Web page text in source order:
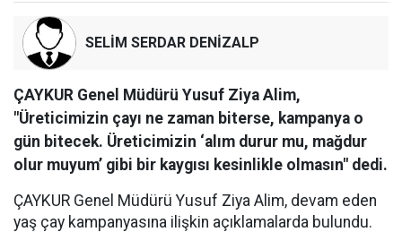
SELİM SERDAR DENİZALP
ÇAYKUR Genel Müdürü Yusuf Ziya Alim,
"Üreticimizin çayı ne zaman biterse, kampanya o
gün bitecek. Üreticimizin ‘alım durur mu, mağdur
olur muyum’ gibi bir kaygısı kesinlikle olmasın" dedi.
ÇAYKUR Genel Müdürü Yusuf Ziya Alim, devam eden
yaş çay kampanyasına ilişkin açıklamalarda bulundu.